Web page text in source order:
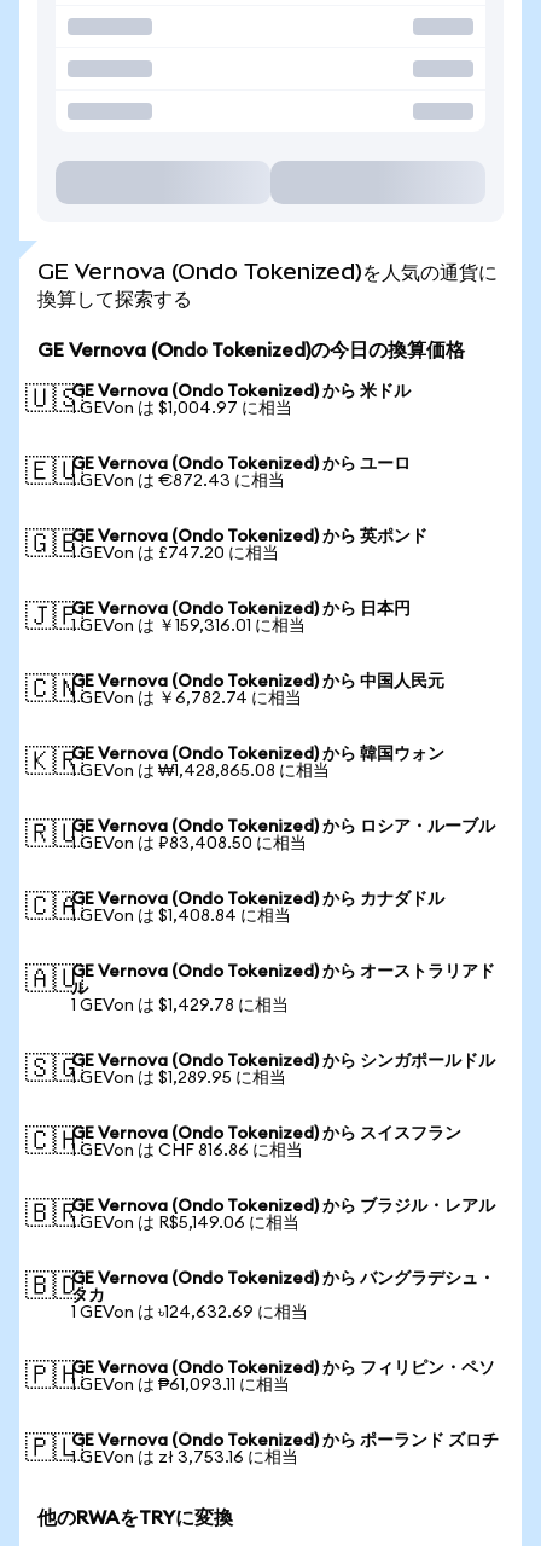
GE Vernova (Ondo Tokenized)を人気の通貨に
換算して探索する
GE Vernova (Ondo Tokenized)の今日の換算価格
🇺🇸GE Vernova (Ondo Tokenized) から 米ドル
1 GEVon は $1,004.97 に相当
🇪🇺GE Vernova (Ondo Tokenized) から ユーロ
1 GEVon は €872.43 に相当
🇬🇧GE Vernova (Ondo Tokenized) から 英ポンド
1 GEVon は £747.20 に相当
🇯🇵GE Vernova (Ondo Tokenized) から 日本円
1 GEVon は ￥159,316.01 に相当
🇨🇳GE Vernova (Ondo Tokenized) から 中国人民元
1 GEVon は ￥6,782.74 に相当
🇰🇷GE Vernova (Ondo Tokenized) から 韓国ウォン
1 GEVon は ₩1,428,865.08 に相当
🇷🇺GE Vernova (Ondo Tokenized) から ロシア・ルーブル
1 GEVon は ₽83,408.50 に相当
🇨🇦GE Vernova (Ondo Tokenized) から カナダドル
1 GEVon は $1,408.84 に相当
🇦🇺GE Vernova (Ondo Tokenized) から オーストラリアド
ル
1 GEVon は $1,429.78 に相当
🇸🇬GE Vernova (Ondo Tokenized) から シンガポールドル
1 GEVon は $1,289.95 に相当
🇨🇭GE Vernova (Ondo Tokenized) から スイスフラン
1 GEVon は CHF 816.86 に相当
🇧🇷GE Vernova (Ondo Tokenized) から ブラジル・レアル
1 GEVon は R$5,149.06 に相当
🇧🇩GE Vernova (Ondo Tokenized) から バングラデシュ・
タカ
1 GEVon は ৳124,632.69 に相当
🇵🇭GE Vernova (Ondo Tokenized) から フィリピン・ペソ
1 GEVon は ₱61,093.11 に相当
🇵🇱GE Vernova (Ondo Tokenized) から ポーランド ズロチ
1 GEVon は zł 3,753.16 に相当
他のRWAをTRYに変換